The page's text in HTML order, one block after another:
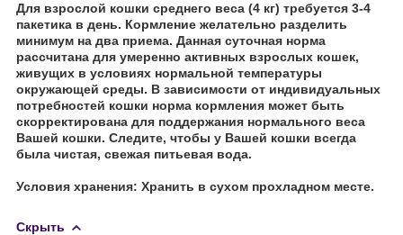
Для взрослой кошки среднего веса (4 кг) требуется 3-4
пакетика в день. Кормление желательно разделить
минимум на два приема. Данная суточная норма
рассчитана для умеренно активных взрослых кошек,
живущих в условиях нормальной температуры
окружающей среды. В зависимости от индивидуальных
потребностей кошки норма кормления может быть
скорректирована для поддержания нормального веса
Вашей кошки. Следите, чтобы у Вашей кошки всегда
была чистая, свежая питьевая вода.
Условия хранения: Хранить в сухом прохладном месте.
Скрыть